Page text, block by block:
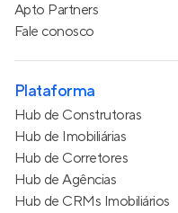
Apto Partners
Fale conosco
Plataforma
Hub de Construtoras
Hub de Imobiliárias
Hub de Corretores
Hub de Agências
Hub de CRMs Imobiliários